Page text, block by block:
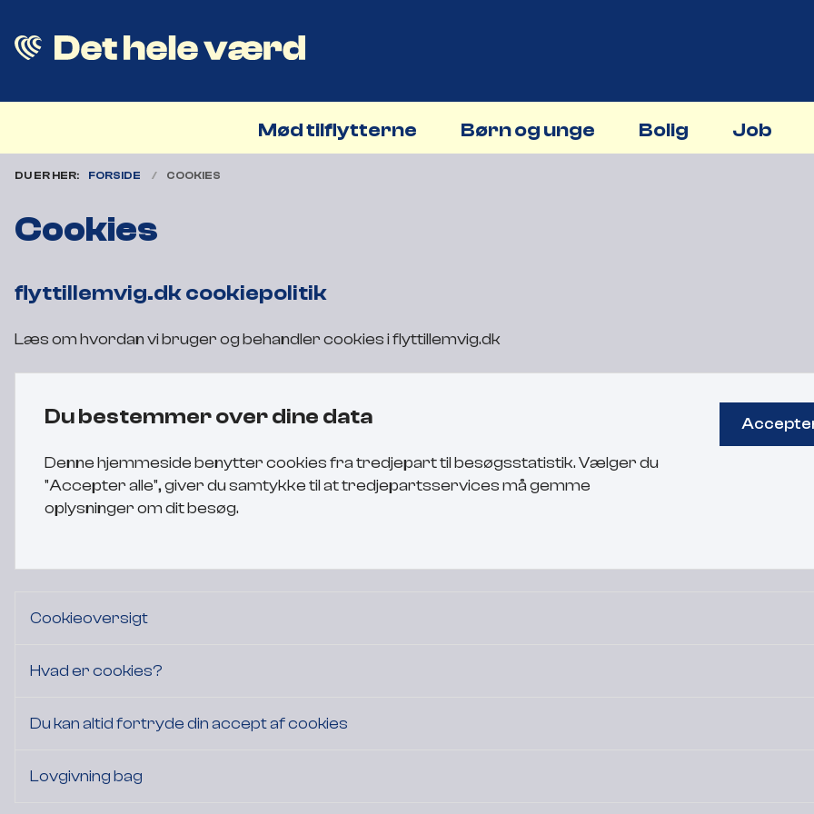
Mød tilflytterne Børn og unge Bolig Job
DU ER HER: FORSIDE COOKIES
Cookies
flyttillemvig.dk cookiepolitik
Læs om hvordan vi bruger og behandler cookies i flyttillemvig.dk
Du bestemmer over dine data
Denne hjemmeside benytter cookies fra tredjepart til besøgsstatistik. Vælger du
"Accepter alle", giver du samtykke til at tredjepartsservices må gemme
oplysninger om dit besøg.
Cookieoversigt
Hvad er cookies?
Du kan altid fortryde din accept af cookies
Lovgivning bag